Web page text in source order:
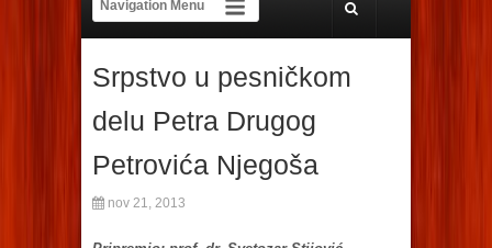
Srpstvo u pesničkom
delu Petra Drugog
Petrovića Njegoša
nov 21, 2013